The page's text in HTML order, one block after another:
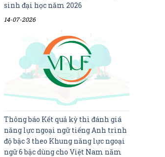
sinh đại học năm 2026
14-07-2026
Thông báo Kết quả kỳ thi đánh giá
năng lực ngoại ngữ tiếng Anh trình
độ bậc 3 theo Khung năng lực ngoại
ngữ 6 bậc dùng cho Việt Nam năm